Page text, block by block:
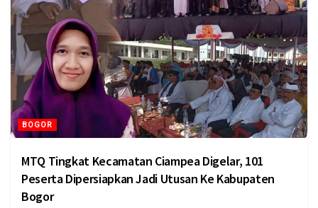
BOGOR
MTQ Tingkat Kecamatan Ciampea Digelar, 101
Peserta Dipersiapkan Jadi Utusan Ke Kabupaten
Bogor